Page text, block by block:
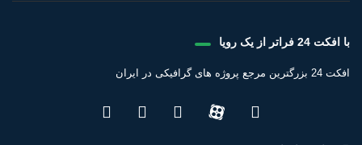
با افکت 24 فراتر از یک رویا
افکت 24 بزرگترین مرجع پروژه های گرافیکی در ایران